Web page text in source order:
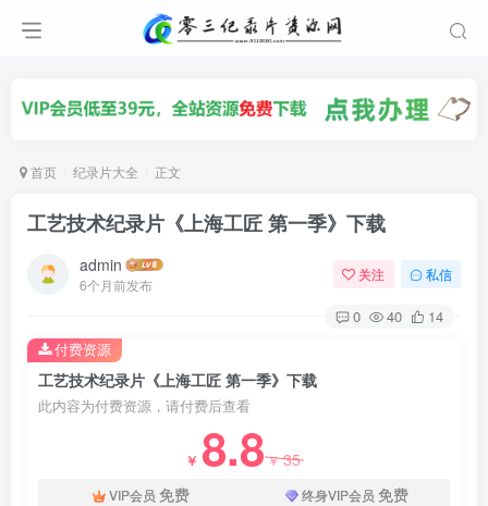
首页 纪录片大全 正文
工艺技术纪录片《上海工匠 第一季》下载
admin
6个月前发布
关注 私信
0 40 14
工艺技术纪录片《上海工匠 第一季》下载
此内容为付费资源，请付费后查看
￥ 8.8￥35
VIP会员 免费 终身VIP会员 免费
付费资源